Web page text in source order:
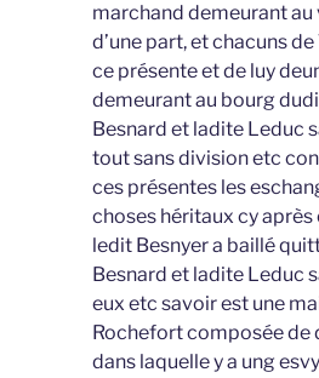
marchand demeurant
d’une part, et chacuns
ce présente et de luy
demeurant au bourg
Besnard et ladite Leduc
tout sans division etc
ces présentes les
choses héritaux cy après
ledit Besnyer a baillé
Besnard et ladite Leduc
eux etc savoir est une
Rochefort composée de
dans laquelle y a ung